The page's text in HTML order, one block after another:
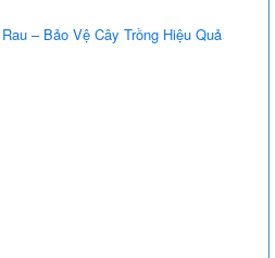
– Bảo Vệ Cây Trồng Hiệu Quả